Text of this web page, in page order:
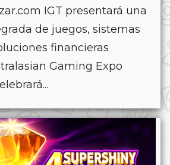
IGT presentará una
de juegos, sistemas
financieras
Gaming Expo